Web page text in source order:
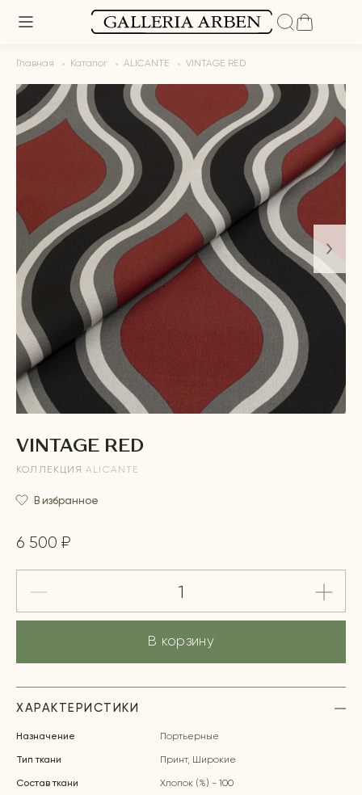
Главная Каталог ALICANTE VINTAGE RED
VINTAGE RED
КОЛЛЕКЦИЯ ALICANTE
В избранное
6 500 ₽
В корзину
ХАРАКТЕРИСТИКИ
Назначение Портьерные
Тип ткани Принт, Широкие
Состав ткани Хлопок (%) - 100